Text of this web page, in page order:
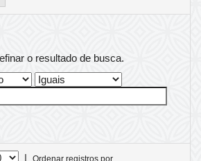
o resultado de busca.
|
Ordenar registros por